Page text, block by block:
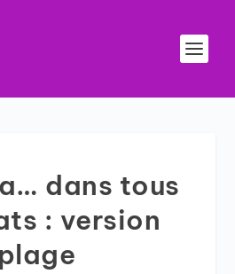
dans tous
: version
plage